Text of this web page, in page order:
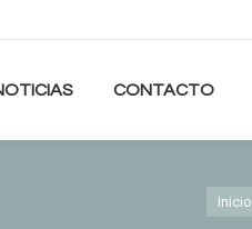
CONTACTO
Inicio